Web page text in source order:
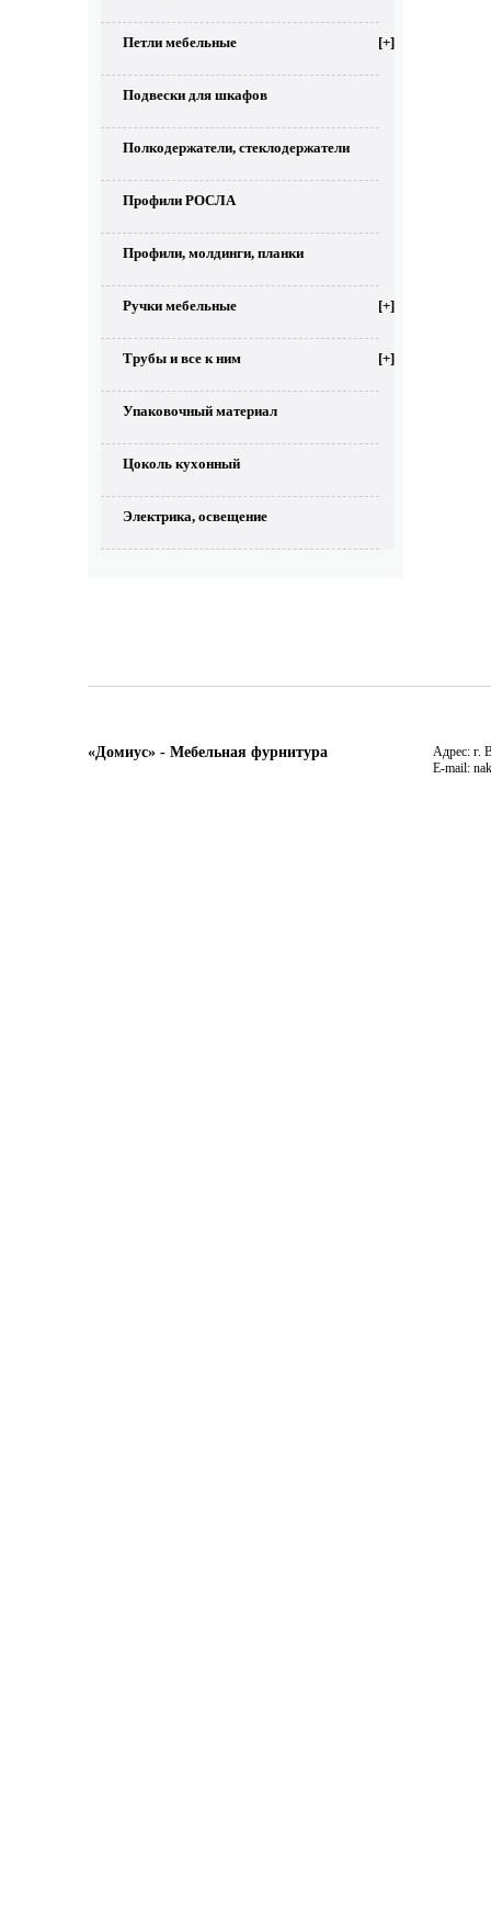
Петли мебельные [+]
Подвески для шкафов
Полкодержатели, стеклодержатели
Профили РОСЛА
Профили, молдинги, планки
Ручки мебельные [+]
Трубы и все к ним [+]
Упаковочный материал
Цоколь кухонный
Электрика, освещение
«Домиус» - Мебельная фурнитура
Адрес: г.
E-mail: